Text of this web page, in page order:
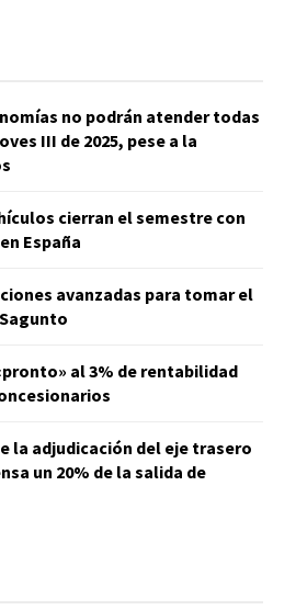
no podrán atender todas
III de 2025, pese a la
cierran el semestre con
España
avanzadas para tomar el
al 3% de rentabilidad
la adjudicación del eje trasero
un 20% de la salida de